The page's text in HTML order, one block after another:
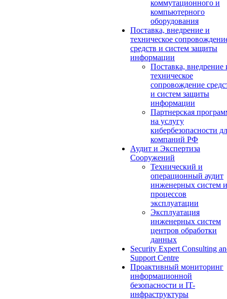
коммутационного и
компьютерного
оборудования
Поставка, внедрение и
техническое
средств и систем защиты
информации
Поставка, внедрение
техническое
сопровождение
и систем защиты
информации
Партнерская
на услугу
кибербезопасности
компаний РФ
Аудит и Экспертиза
Сооружений
Технический и
операционный аудит
инженерных систем и
процессов
эксплуатации
Эксплуатация
инженерных систем
центров обработки
данных
Security Expert Consulting
Support Centre
Проактивный мониторинг
информационной
безопасности и IT-
инфраструктуры